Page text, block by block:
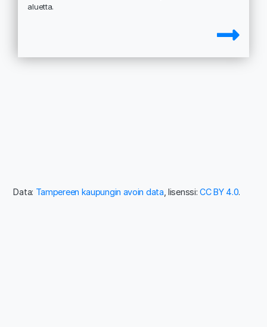
aluetta.
Data: Tampereen kaupungin avoin data , lisenssi:CC BY 4.0.